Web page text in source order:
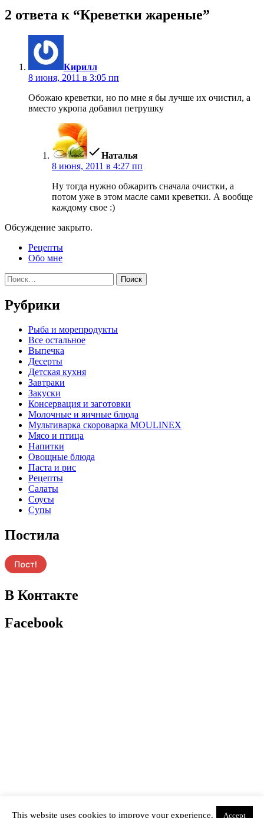
2 ответа к “Креветки жареные”
Кирилл
8 июня, 2011 в 3:05 пп
Обожаю креветки, но по мне я бы лучше их очистил, а
вместо укропа добавил петрушку
Наталья
8 июня, 2011 в 4:27 пп
Ну тогда нужно обжарить сначала очистки, а
потом уже в этом масле сами креветки. А вообще
каждому свое :)
Обсуждение закрыто.
Рецепты
Обо мне
Найти:
Рубрики
Pыба и морепродукты
Все остальное
Выпечка
Десерты
Детская кухня
Завтраки
Закуски
Консервация и заготовки
Молочные и яичные блюда
Мультиварка скороварка MOULINEX
Мясо и птица
Напитки
Овощные блюда
Паста и рис
Рецепты
Салаты
Соусы
Супы
Постила
В Контакте
Facebook
This website uses cookies to improve your experience. Accept